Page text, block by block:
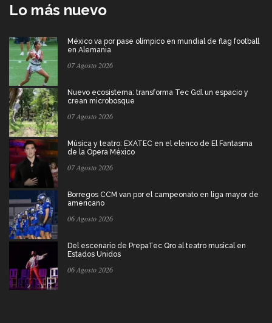
Lo más nuevo
México va por pase olímpico en mundial de flag football
en Alemania
07 Agosto 2026
Nuevo ecosistema: transforma Tec Gdl un espacio y
crean microbosque
07 Agosto 2026
Música y teatro: EXATEC en el elenco de El Fantasma
de la Ópera México
07 Agosto 2026
Borregos CCM van por el campeonato en liga mayor de
americano
06 Agosto 2026
Del escenario de PrepaTec Qro al teatro musical en
Estados Unidos
06 Agosto 2026